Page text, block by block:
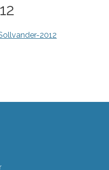
2012